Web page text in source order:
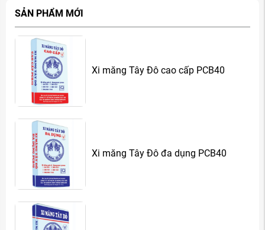
SẢN PHẨM MỚI
Xi măng Tây Đô cao cấp PCB40
Xi măng Tây Đô đa dụng PCB40